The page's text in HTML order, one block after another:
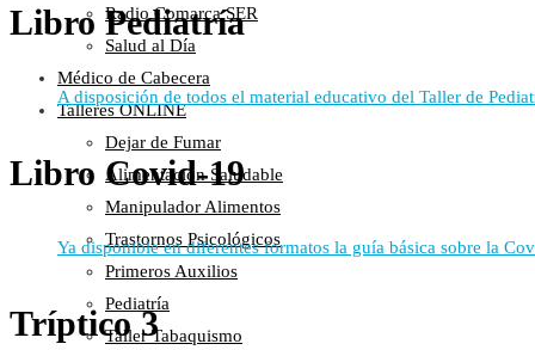
Radio Comarca SER
Salud al Día
Médico de Cabecera
Talleres ONLINE
Dejar de Fumar
Alimentación Saludable
Manipulador Alimentos
Trastornos Psicológicos
Primeros Auxilios
Pediatría
Taller Tabaquismo
Libro Pediatría
A disposición de todos el material educativo del Taller de
Libro Covid-19
Ya disponible en diferentes formatos la guía básica sobre la
Tríptico 3